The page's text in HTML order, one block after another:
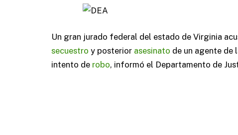
Un gran jurado federal del estado de Virginia
secuestro y posterior asesinato de un agente de
intento de robo, informó el Departamento de